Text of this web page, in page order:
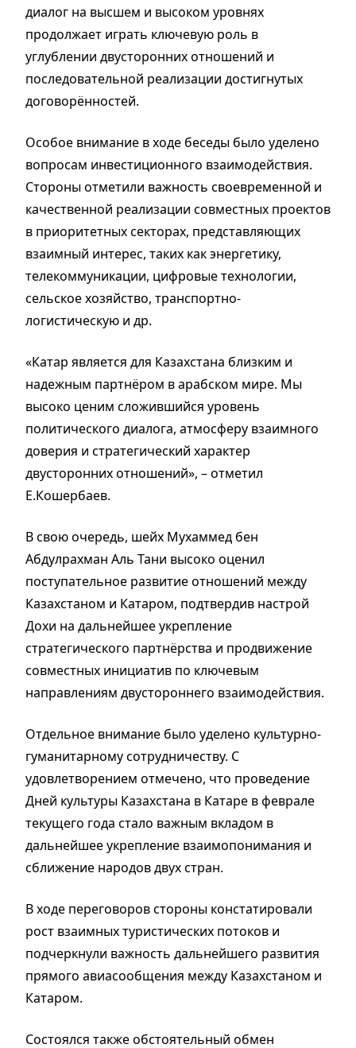
диалог на высшем и высоком уровнях
продолжает играть ключевую роль в
углублении двусторонних отношений и
последовательной реализации достигнутых
договорённостей.
Особое внимание в ходе беседы было уделено
вопросам инвестиционного взаимодействия.
Стороны отметили важность своевременной и
качественной реализации совместных проектов
в приоритетных секторах, представляющих
взаимный интерес, таких как энергетику,
телекоммуникации, цифровые технологии,
сельское хозяйство, транспортно-
логистическую и др.
«Катар является для Казахстана близким и
надежным партнёром в арабском мире. Мы
высоко ценим сложившийся уровень
политического диалога, атмосферу взаимного
доверия и стратегический характер
двусторонних отношений», – отметил
Е.Кошербаев.
В свою очередь, шейх Мухаммед бен
Абдулрахман Аль Тани высоко оценил
поступательное развитие отношений между
Казахстаном и Катаром, подтвердив настрой
Дохи на дальнейшее укрепление
стратегического партнёрства и продвижение
совместных инициатив по ключевым
направлениям двустороннего взаимодействия.
Отдельное внимание было уделено культурно-
гуманитарному сотрудничеству. С
удовлетворением отмечено, что проведение
Дней культуры Казахстана в Катаре в феврале
текущего года стало важным вкладом в
дальнейшее укрепление взаимопонимания и
сближение народов двух стран.
В ходе переговоров стороны констатировали
рост взаимных туристических потоков и
подчеркнули важность дальнейшего развития
прямого авиасообщения между Казахстаном и
Катаром.
Состоялся также обстоятельный обмен